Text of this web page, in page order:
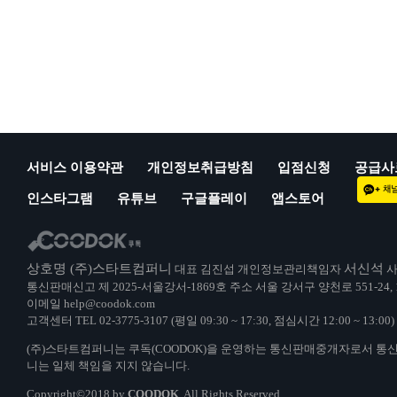
서비스 이용약관 개인정보취급방침 입점신청 공급
인스타그램 유튜브 구글플레이 앱스토어
상호명 (주)스타트컴퍼니 대표 김진섭 개인정보관리책임자 서신석
통신판매신고 제 2025-서울강서-1869호 주소 서울 강서구 양천로 551-
이메일 help@coodok.com
고객센터 TEL 02-3775-3107 (평일 09:30 ~ 17:30, 점심시간 12:00 ~
(주)스타트컴퍼니는 쿠독(COODOK)을 운영하는 통신판매중개자로서
니는 일체 책임을 지지 않습니다.
Copyright©2018 by COODOK . All Rights Reserved.